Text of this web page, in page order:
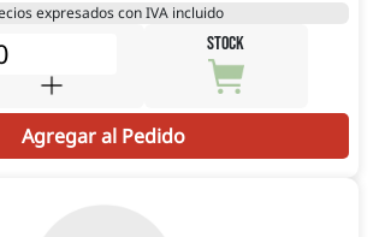
expresados con IVA incluido
STOCK
Agregar al Pedido